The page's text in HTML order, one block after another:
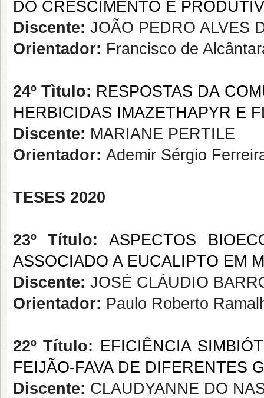
DO CRESCIMENTO E
Discente: JOÃO PEDRO ALVES
Orientador: Francisco de
24º Tìtulo: RESPOSTAS DA
HERBICIDAS IMAZETHAPYR E
Discente: MARIANE PERTILE
Orientador: Ademir Sérgio
TESES 2020
23º Título:ASPECTOS
ASSOCIADO A EUCALIPTO EM
Discente: JOSÉ CLÁUDIO
Orientador: Paulo Roberto
22º Título: EFICIÊNCIA
FEIJÃO-FAVA DE DIFERENTES
Discente: CLAUDYANNE DO